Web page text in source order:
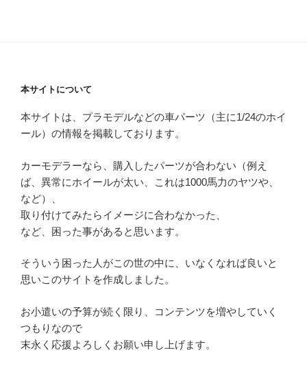
本サイトについて
本サイトは、プラモデルなどの車パーツ（主に1/24のホイ
ール）の情報を掲載しております。
カーモデラーなら、購入したパーツが合わない（例え
ば、異常にホイールが太い、これは1000馬力のヤツや、
など）、
取り付けてみたらイメージに合わなかった、
など、困った事があると思います。
そういう困った人がこの世の中に、いなくなれば良いと
思いこのサイトを作成しました。
お小遣いの予算が続く限り、コンテンツを増やしていく
つもりなので
末永く応援よろしくお願い申し上げます。